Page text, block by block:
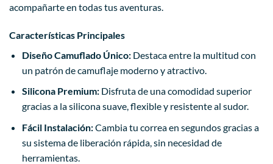
acompañarte en todas tus aventuras.
Características Principales
Diseño Camuflado Único:Destaca entre la multitud con
un patrón de camuflaje moderno y atractivo.
Silicona Premium:Disfruta de una comodidad superior
gracias a la silicona suave, flexible y resistente al sudor.
Fácil Instalación:Cambia tu correa en segundos gracias a
su sistema de liberación rápida, sin necesidad de
herramientas.